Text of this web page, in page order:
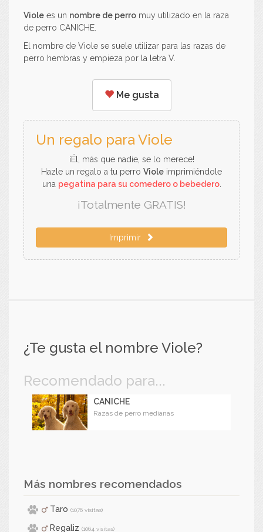
Viole es un nombre de perro muy utilizado en la raza
de perro CANICHE.
El nombre de Viole se suele utilizar para las razas de
perro hembras y empieza por la letra V.
Me gusta
Un regalo para Viole
¡Él, más que nadie, se lo merece!
Hazle un regalo a tu perro Viole imprimiéndole
una pegatina para su comedero o bebedero.
¡Totalmente GRATIS!
Imprimir
¿Te gusta el nombre Viole?
Recomendado para...
CANICHE
Razas de perro medianas
Más nombres recomendados
Taro (1076 visitas)
Regaliz (1064 visitas)